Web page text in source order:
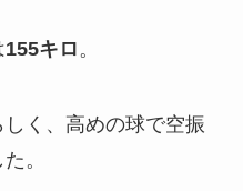
155キロ 。
く、高めの球で空振
。